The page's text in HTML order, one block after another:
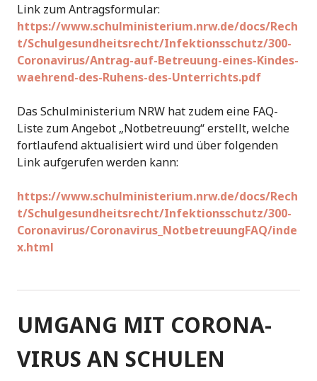
Link zum Antragsformular:
https://www.schulministerium.nrw.de/docs/Rech
t/Schulgesundheitsrecht/Infektionsschutz/300-
Coronavirus/Antrag-auf-Betreuung-eines-Kindes-
waehrend-des-Ruhens-des-Unterrichts.pdf
Das Schulministerium NRW hat zudem eine FAQ-
Liste zum Angebot „Notbetreuung“ erstellt, welche
fortlaufend aktualisiert wird und über folgenden
Link aufgerufen werden kann:
https://www.schulministerium.nrw.de/docs/Rech
t/Schulgesundheitsrecht/Infektionsschutz/300-
Coronavirus/Coronavirus_NotbetreuungFAQ/inde
x.html
UMGANG MIT CORONA-
VIRUS AN SCHULEN